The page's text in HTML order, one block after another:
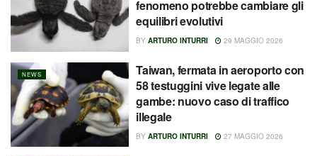
fenomeno potrebbe cambiare gli
equilibri evolutivi
BY ARTURO INTURRI 29 MAGGIO 2026
NEWS
Taiwan, fermata in aeroporto con
58 testuggini vive legate alle
gambe: nuovo caso di traffico
illegale
BY ARTURO INTURRI 27 MAGGIO 2026